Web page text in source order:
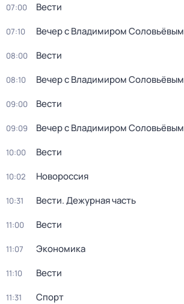
07:00 Вести
07:10 Вечер с Владимиром Соловьёвым
08:00 Вести
08:10 Вечер с Владимиром Соловьёвым
09:00 Вести
09:09 Вечер с Владимиром Соловьёвым
10:00 Вести
10:02 Новороссия
10:31 Вести. Дежурная часть
11:00 Вести
11:07 Экономика
11:10 Вести
11:31 Спорт